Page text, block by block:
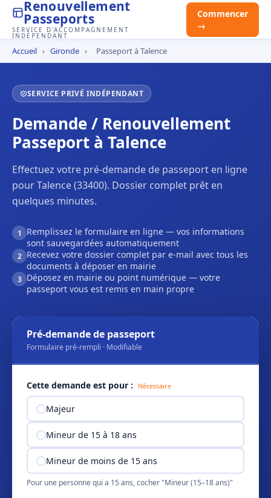
Renouvellement
Passeports
SERVICE D'ACCOMPAGNEMENT
INDÉPENDANT
Commencer
→
Accueil › Gironde › Passeport à Talence
SERVICE PRIVÉ INDÉPENDANT
Demande / Renouvellement
Passeport à Talence
Effectuez votre pré-demande de passeport en ligne
pour Talence (33400). Dossier complet prêt en
quelques minutes.
1
Remplissez le formulaire en ligne — vos informations
sont sauvegardées automatiquement
2 Recevez votre dossier complet par e-mail avec tous les
documents à déposer en mairie
3 Déposez en mairie ou point numérique — votre
passeport vous est remis en main propre
Pré-demande de passeport
Formulaire pré-rempli · Modifiable
Cette demande est pour : Nécessaire
Majeur
Mineur de 15 à 18 ans
Mineur de moins de 15 ans
Pour une personne qui a 15 ans, cocher "Mineur (15–18 ans)"